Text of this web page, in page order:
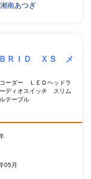
南あつぎ
ＢＲＩＤ ＸＳ メ
ーダー ＬＥＤヘッドラ
ディオスイッチ スリム
テーブル
05月